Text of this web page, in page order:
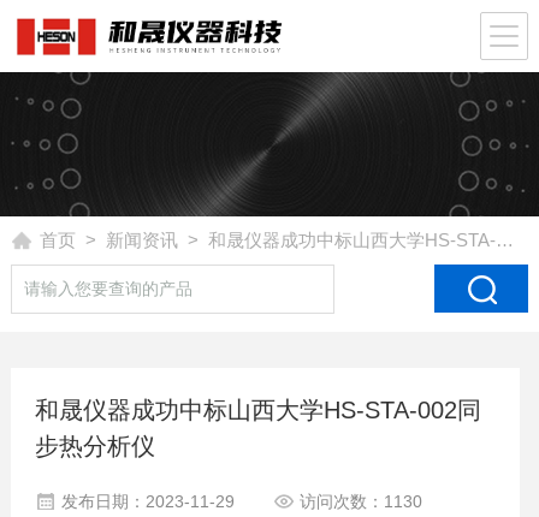
首页 > 新闻资讯> 和晟仪器成功中标山西大学HS-STA-002同步热分析仪
和晟仪器成功中标山西大学HS-STA-002同
步热分析仪
发布日期：2023-11-29 访问次数：1130